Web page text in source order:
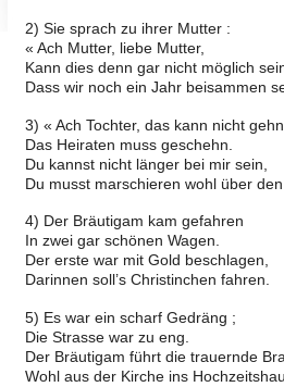
2) Sie sprach zu ihrer Mutter :
« Ach Mutter, liebe Mutter,
Kann dies denn gar nicht möglich
Dass wir noch ein Jahr beisammen
3) « Ach Tochter, das kann nicht gehn,
Das Heiraten muss geschehn.
Du kannst nicht länger bei mir sein,
Du musst marschieren wohl über
4) Der Bräutigam kam gefahren
In zwei gar schönen Wagen.
Der erste war mit Gold beschlagen,
Darinnen soll’s Christinchen fahren.
5) Es war ein scharf Gedräng ;
Die Strasse war zu eng.
Der Bräutigam führt die trauernde
Wohl aus der Kirche ins